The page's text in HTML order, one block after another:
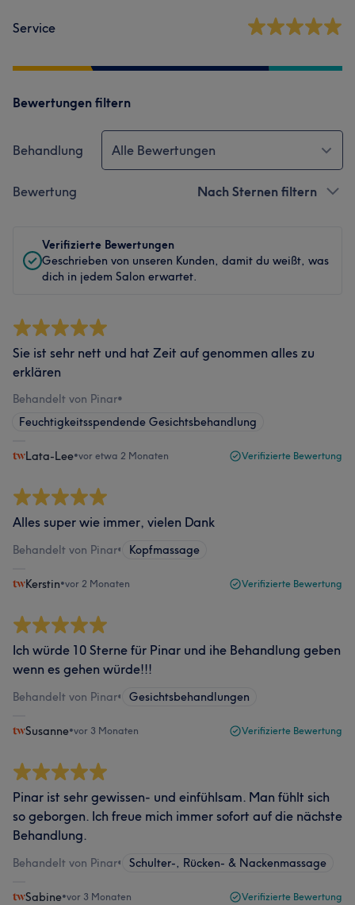
Service
Bewertungen filtern
Behandlung Alle Bewertungen
Bewertung Nach Sternen filtern
Verifizierte Bewertungen
Geschrieben von unseren Kunden, damit du weißt, was
dich in jedem Salon erwartet.
Sie ist sehr nett und hat Zeit auf genommen alles zu
erklären
Behandelt von Pinar•
Feuchtigkeitsspendende Gesichtsbehandlung
Lata-Lee•vor etwa 2 Monaten Verifizierte Bewertung
Alles super wie immer, vielen Dank
Behandelt von Pinar• Kopfmassage
Kerstin•vor 2 Monaten Verifizierte Bewertung
Ich würde 10 Sterne für Pinar und ihe Behandlung geben
wenn es gehen würde!!!
Behandelt von Pinar• Gesichtsbehandlungen
Susanne•vor 3 Monaten Verifizierte Bewertung
Pinar ist sehr gewissen- und einfühlsam. Man fühlt sich
so geborgen. Ich freue mich immer sofort auf die nächste
Behandlung.
Behandelt von Pinar• Schulter-, Rücken- & Nackenmassage
Sabine•vor 3 Monaten Verifizierte Bewertung